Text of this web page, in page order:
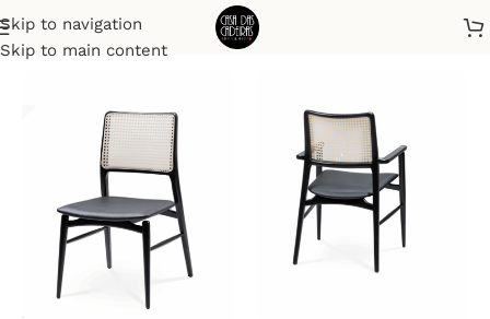
Skip to navigation
Skip to main content
Início Cadeiras